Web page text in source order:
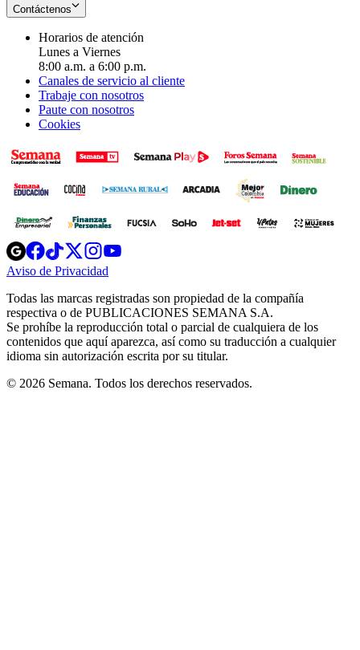
Contáctenos
Horarios de atención
Lunes a Viernes
8:00 a.m. a 6:00 p.m.
Canales de servicio al cliente
Trabaje con nosotros
Paute con nosotros
Cookies
Opens
in
new
Opens
in
new
Opens
in
new
window
Opens
new
windowwindow
Aviso de Privacidad
new
window
Todas las marcas registradas son propiedad de la compañía
respectiva o de PUBLICACIONES SEMANA S.A.
Se prohíbe la reproducción total o parcial de cualquiera de los
contenidos que aquí aparezca, así como su traducción a cualquier
idioma sin autorización escrita por su titular.
© 2026 Semana. Todos los derechos reservados.